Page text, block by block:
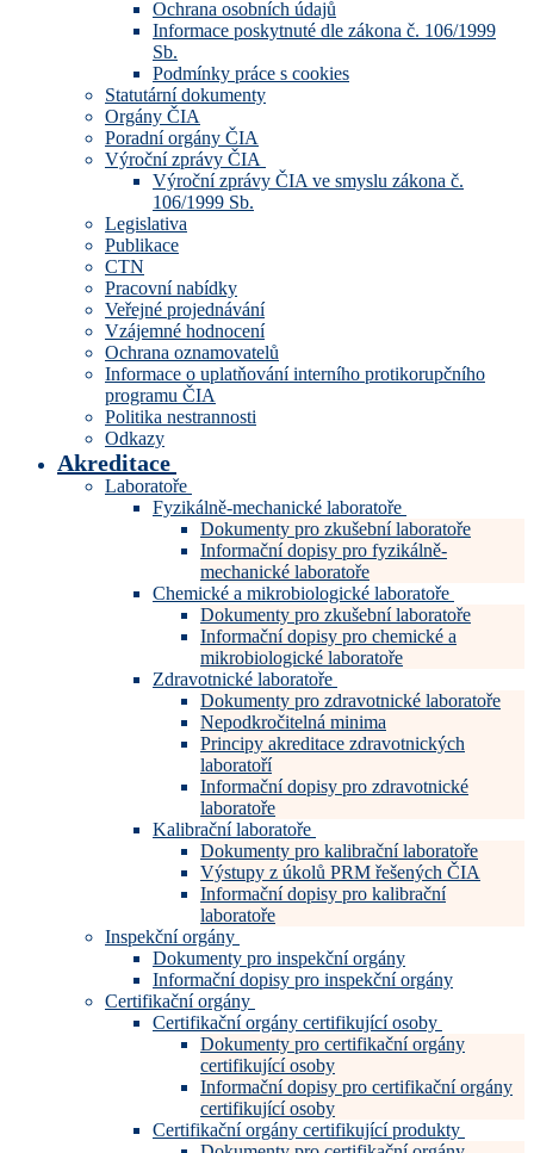
Ochrana osobních údajů
Informace poskytnuté dle zákona č. 106/1999
Sb.
Podmínky práce s cookies
Statutární dokumenty
Orgány ČIA
Poradní orgány ČIA
Výroční zprávy ČIA
Výroční zprávy ČIA ve smyslu zákona č.
106/1999 Sb.
Legislativa
Publikace
CTN
Pracovní nabídky
Veřejné projednávání
Vzájemné hodnocení
Ochrana oznamovatelů
Informace o uplatňování interního protikorupčního
programu ČIA
Politika nestrannosti
Odkazy
Akreditace
Laboratoře
Fyzikálně-mechanické laboratoře
Dokumenty pro zkušební laboratoře
Informační dopisy pro fyzikálně-
mechanické laboratoře
Chemické a mikrobiologické laboratoře
Dokumenty pro zkušební laboratoře
Informační dopisy pro chemické a
mikrobiologické laboratoře
Zdravotnické laboratoře
Dokumenty pro zdravotnické laboratoře
Nepodkročitelná minima
Principy akreditace zdravotnických
laboratoří
Informační dopisy pro zdravotnické
laboratoře
Kalibrační laboratoře
Dokumenty pro kalibrační laboratoře
Výstupy z úkolů PRM řešených ČIA
Informační dopisy pro kalibrační
laboratoře
Inspekční orgány
Dokumenty pro inspekční orgány
Informační dopisy pro inspekční orgány
Certifikační orgány
Certifikační orgány certifikující osoby
Dokumenty pro certifikační orgány
certifikující osoby
Informační dopisy pro certifikační orgány
certifikující osoby
Certifikační orgány certifikující produkty